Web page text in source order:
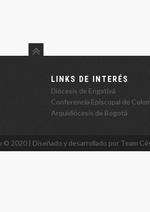
LINKS DE INTERÉS
Diócesis de Engativá
Conferencia Episcopal de
Arquidiócesis de Bogotá
©️ 2020 | Diseñado y desarrollado por Team